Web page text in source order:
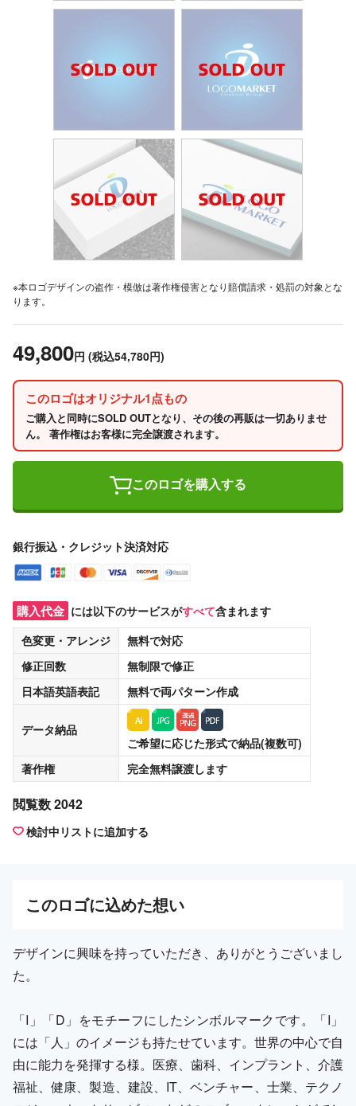
※本ロゴデザインの盗作・模倣は著作権侵害となり賠償請求・処罰の対象とな
ります。
49,800円 (税込54,780円)
このロゴはオリジナル1点もの
ご購入と同時にSOLD OUTとなり、その後の再販は一切ありませ
ん。 著作権はお客様に完全譲渡されます。
このロゴを購入する
銀行振込・クレジット決済対応
購入代金 には以下のサービスがすべて含まれます
色変更・アレンジ
無料で対応
修正回数
無制限で修正
日本語英語表記
無料で両パターン作成
データ納品
ご希望に応じた形式で納品(複数可)
著作権
完全無料譲渡します
閲覧数 2042
検討中リストに追加する
このロゴに込めた想い
デザインに興味を持っていただき、ありがとうございまし
た。
「I」「D」をモチーフにしたシンボルマークです。「I」
には「人」のイメージも持たせています。世界の中心で自
由に能力を発揮する様。医療、歯科、インプラント、介護
福祉、健康、製造、建設、IT、ベンチャー、士業、テクノ